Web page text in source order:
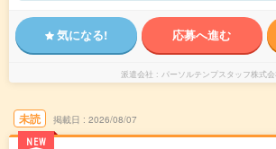
気になる! 応募へ進む
派遣会社 パーソルテンプスタッフ株式会
未読
NEW
掲載日 2026/08/07